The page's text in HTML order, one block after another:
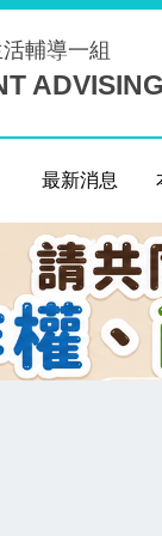
輔導一組
最新消息